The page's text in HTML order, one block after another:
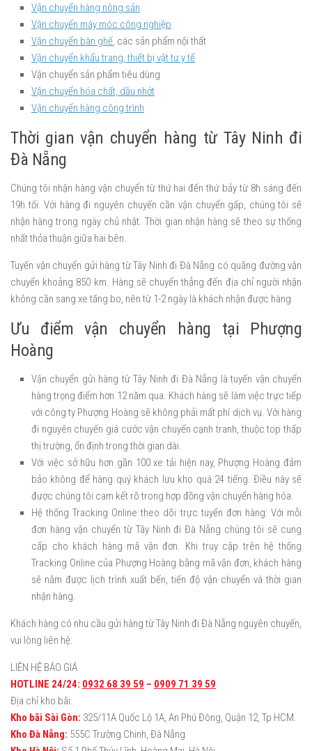
Vận chuyển hàng nông sản
Vận chuyển máy móc công nghiệp
Vận chuyển bàn ghế, các sản phẩm nội thất
Vận chuyển khẩu trang, thiết bị vật tư y tế
Vận chuyển sản phẩm tiêu dùng
Vận chuyển hóa chất, dầu nhớt
Vận chuyển hàng công trình
Thời gian vận chuyển hàng từ Tây Ninh đi
Đà Nẵng
Chúng tôi nhận hàng vận chuyển từ thứ hai đến thứ bảy từ 8h sáng đến
19h tối. Với hàng đi nguyên chuyến cần vận chuyển gấp, chúng tôi sẽ
nhận hàng trong ngày chủ nhật. Thời gian nhận hàng sẽ theo sự thống
nhất thỏa thuận giữa hai bên.
Tuyến vận chuyển gửi hàng từ Tây Ninh đi Đà Nẵng có quãng đường vận
chuyển khoảng 850 km. Hàng sẽ chuyển thẳng đến địa chỉ người nhận
không cần sang xe tăng bo, nên từ 1-2 ngày là khách nhận được hàng.
Ưu điểm vận chuyển hàng tại Phượng
Hoàng
Vận chuyển gửi hàng từ Tây Ninh đi Đà Nẵng là tuyến vận chuyển
hàng trọng điểm hơn 12 năm qua. Khách hàng sẽ làm việc trực tiếp
với công ty Phượng Hoàng sẽ không phải mất phí dịch vụ. Với hàng
đi nguyên chuyến giá cước vận chuyển cạnh tranh, thuộc top thấp
thị trường, ổn định trong thời gian dài.
Với việc sở hữu hơn gần 100 xe tải hiện nay, Phượng Hoàng đảm
bảo không để hàng quý khách lưu kho quá 24 tiếng. Điều này sẽ
được chúng tôi cam kết rõ trong hợp đồng vận chuyển hàng hóa.
Hệ thống Tracking Online theo dõi trực tuyến đơn hàng: Với mỗi
đơn hàng vận chuyển từ Tây Ninh đi Đà Nẵng chúng tôi sẽ cung
cấp cho khách hàng mã vận đơn. Khi truy cập trên hệ thống
Tracking Online của Phượng Hoàng bằng mã vận đơn, khách hàng
sẽ nắm được lịch trình xuất bến, tiến độ vận chuyển và thời gian
nhận hàng.
Khách hàng có nhu cầu gửi hàng từ Tây Ninh đi Đà Nẵng nguyên chuyến,
vui lòng liên hệ:
LIÊN HỆ BÁO GIÁ
HOTLINE 24/24: 0932 68 39 59 – 0909 71 39 59
Địa chỉ kho bãi:
Kho bãi Sài Gòn: 325/11A Quốc Lộ 1A, An Phú Đông, Quận 12, Tp HCM.
Kho Đà Nẵng: 555C Trường Chinh, Đà Nẵng